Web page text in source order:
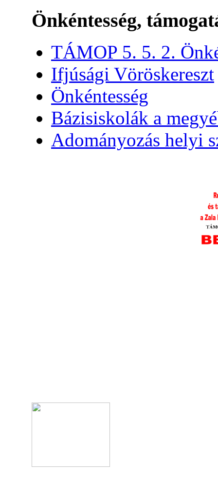
Önkéntesség,
TÁMOP 5. 5. 2.
Ifjúsági Vöröskereszt
Önkéntesség
Bázisiskolák a
Adományozás helyi